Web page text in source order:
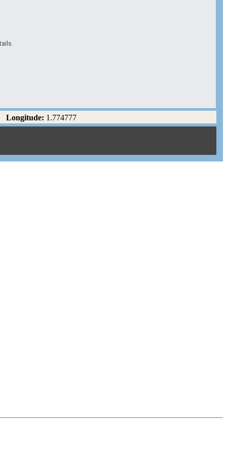
Longitude: 1.774777